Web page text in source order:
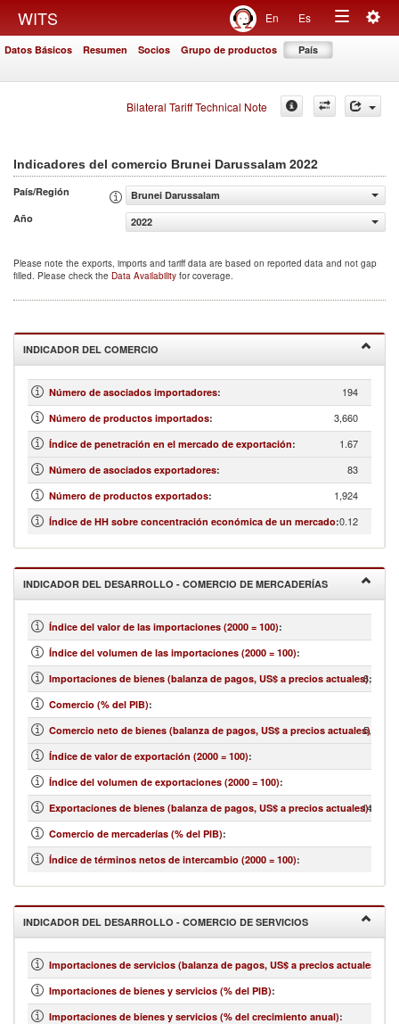
WITS En Es
Toggle
Datos Básicos Resumen Socios Grupo de productos País
Bilateral Tariff Technical Note
Indicadores del comercio Brunei Darussalam 2022
País/Región
Brunei Darussalam
Año
2022
Please note the exports, imports and tariff data are based on reported data and not gap
filled. Please check the Data Availability for coverage.
INDICADOR DEL COMERCIO
Número de asociados importadores: 194
Número de productos importados: 3,660
Índice de penetración en el mercado de exportación: 1.67
Número de asociados exportadores: 83
Número de productos exportados: 1,924
Índice de HH sobre concentración económica de un mercado:0.12
INDICADOR DEL DESARROLLO - COMERCIO DE MERCADERÍAS
Índice del valor de las importaciones (2000 = 100):
Índice del volumen de las importaciones (2000 = 100):
Importaciones de bienes (balanza de pagos, US$ a precios actuales):
Comercio (% del PIB):
Comercio neto de bienes (balanza de pagos, US$ a precios actuales)
Índice de valor de exportación (2000 = 100):
Índice del volumen de exportaciones (2000 = 100):
Exportaciones de bienes (balanza de pagos, US$ a precios actuales):
Comercio de mercaderías (% del PIB):
Índice de términos netos de intercambio (2000 = 100):
INDICADOR DEL DESARROLLO - COMERCIO DE SERVICIOS
Importaciones de servicios (balanza de pagos, US$ a precios actuales)
Importaciones de bienes y servicios (% del PIB):
Importaciones de bienes y servicios (% del crecimiento anual):